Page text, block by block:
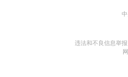
违法和不良信息举报